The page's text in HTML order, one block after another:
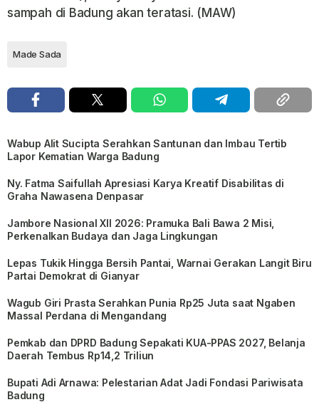
sampah di Badung akan teratasi. (MAW)
Made Sada
Wabup Alit Sucipta Serahkan Santunan dan Imbau Tertib
Lapor Kematian Warga Badung
Ny. Fatma Saifullah Apresiasi Karya Kreatif Disabilitas di
Graha Nawasena Denpasar
Jambore Nasional XII 2026: Pramuka Bali Bawa 2 Misi,
Perkenalkan Budaya dan Jaga Lingkungan
Lepas Tukik Hingga Bersih Pantai, Warnai Gerakan Langit Biru
Partai Demokrat di Gianyar
Wagub Giri Prasta Serahkan Punia Rp25 Juta saat Ngaben
Massal Perdana di Mengandang
Pemkab dan DPRD Badung Sepakati KUA-PPAS 2027, Belanja
Daerah Tembus Rp14,2 Triliun
Bupati Adi Arnawa: Pelestarian Adat Jadi Fondasi Pariwisata
Badung